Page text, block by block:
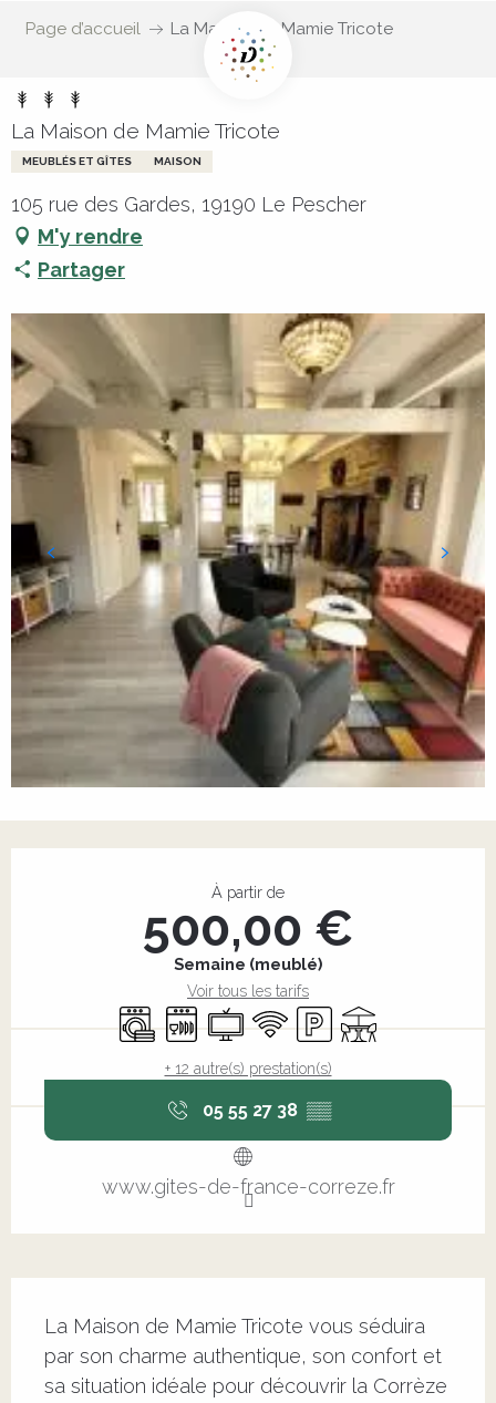
Page d’accueil La Maison de Mamie Tricote
La Maison de Mamie Tricote
MEUBLÉS ET GÎTES MAISON
105 rue des Gardes, 19190 Le Pescher
M'y rendre
Partager
À partir de
500,00 €
Semaine (meublé)
Voir tous les tarifs
Lave lingeLave vaisselle
Télévision
WiFi ParkingTerrasse
+ 12 autre(s) prestation(s)
05 55 27 38 ▒▒
www.gites-de-france-correze.fr
La Maison de Mamie Tricote vous séduira
par son charme authentique, son confort et
sa situation idéale pour découvrir la Corrèze